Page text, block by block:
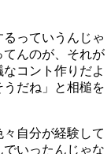
っていうんじゃ
んのが、それが
コント作りだよ
だね」と相槌を
自分が経験して
いったんじゃな